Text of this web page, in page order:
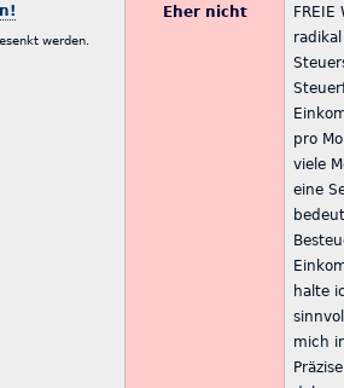
werden.
Eher nicht
pro
viele
eine
halte
mich